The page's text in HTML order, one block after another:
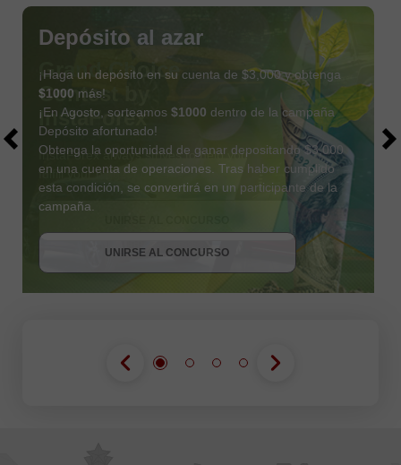
Depósito al azar
¡Haga un depósito en su cuenta de $3,000 y obtenga
$1000 más!
¡En Agosto, sorteamos $1000 dentro de la campaña
Depósito afortunado!
Obtenga la oportunidad de ganar depositando $3,000
en una cuenta de operaciones. Tras haber cumplido
esta condición, se convertirá en un participante de la
campaña.
UNIRSE AL CONCURSO